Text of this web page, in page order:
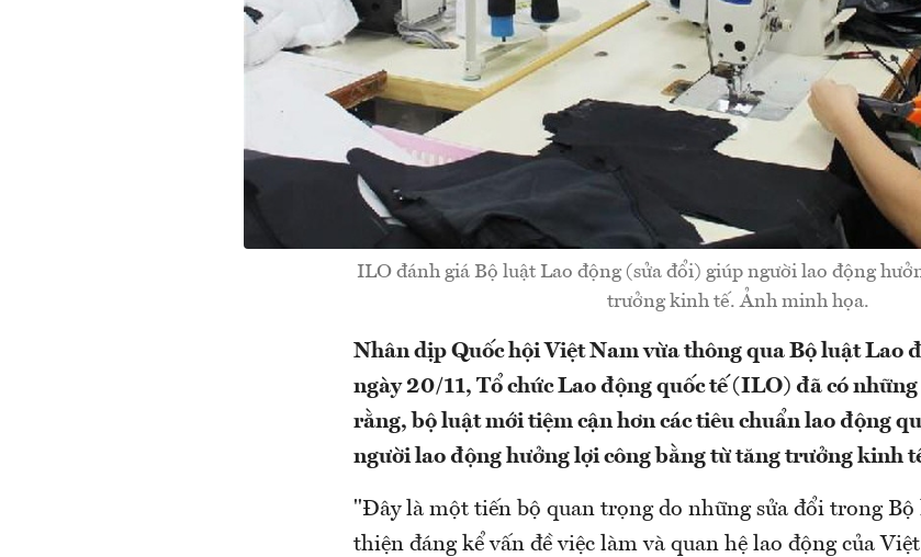
ILO đánh giá Bộ luật Lao động (sửa đổi) giúp người lao động
trưởng kinh tế. Ảnh minh họa.
Nhân dịp Quốc hội Việt Nam vừa thông qua Bộ luật Lao
ngày 20/11, Tổ chức Lao động quốc tế (ILO) đã có
rằng, bộ luật mới tiệm cận hơn các tiêu chuẩn lao động
người lao động hưởng lợi công bằng từ tăng trưởng kinh
"Đây là một tiến bộ quan trọng do những sửa đổi trong Bộ
thiện đáng kể vấn đề việc làm và quan hệ lao động của